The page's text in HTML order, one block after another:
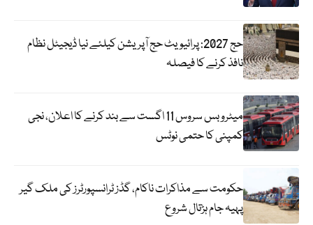
حج 2027: پرائیویٹ حج آپریشن کیلئے نیا ڈیجیٹل نظام
نافذ کرنے کا فیصلہ
میٹرو بس سروس 11 اگست سے بند کرنے کا اعلان، نجی
کمپنی کا حتمی نوٹس
حکومت سے مذاکرات ناکام، گڈز ٹرانسپورٹرز کی ملک گیر
پہیہ جام ہڑتال شروع